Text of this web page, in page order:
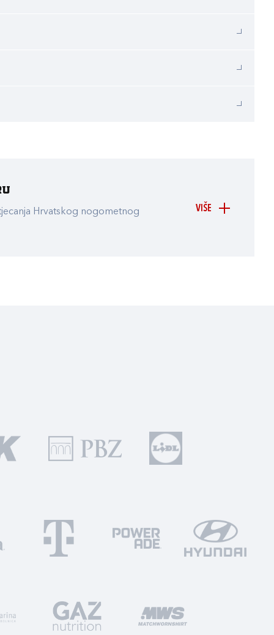
VIŠE
Hrvatskog nogometnog